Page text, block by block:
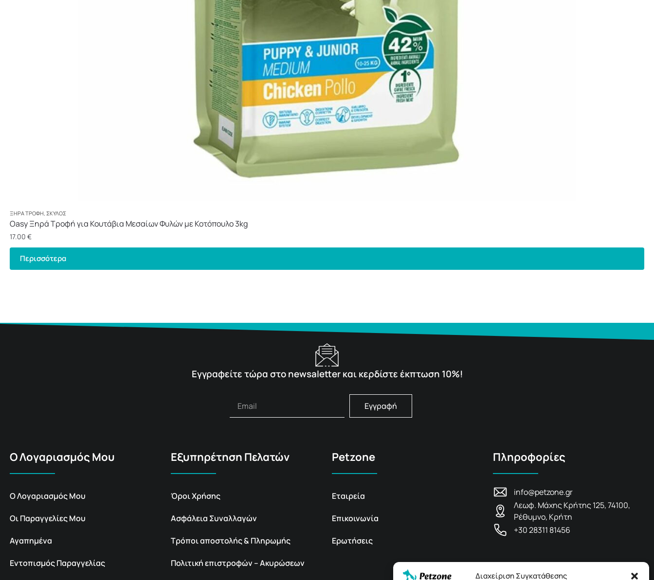
Διαχείριση Συγκατάθεσης
ΞΗΡΆ ΤΡΟΦΉ ΣΚΎΛΟΣ
Oasy Ξηρά Τροφή για Κουτάβια Μεσαίων Φυλών με Κοτόπουλο 3kg
17.00 €
Περισσότερα
Εγγραφείτε τώρα στο newsaletter και κερδίστε έκπτωση 10%!
Εγγραφή
Ο Λογαριασμός Μου
Ο Λογαριασμός Μου
Οι Παραγγελίες Μου
Αγαπημένα
Εντοπισμός Παραγγελίας
Εξυπηρέτηση Πελατών
Όροι Χρήσης
Ασφάλεια Συναλλαγών
Τρόποι αποστολής & Πληρωμής
Πολιτική επιστροφών – Ακυρώσεων
Petzone
Εταιρεία
Επικοινωνία
Ερωτήσεις
Πληροφορίες
info@petzone.gr
Λεωφ. Μάχης Κρήτης 125, 74100,
Ρέθυμνο, Κρήτη
+30 28311 81456